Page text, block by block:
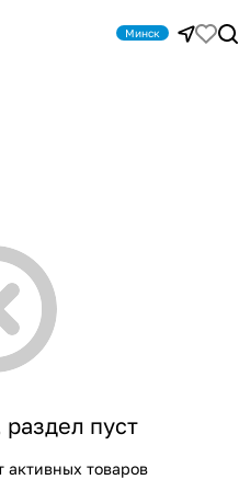
Минск
пуст
товаров